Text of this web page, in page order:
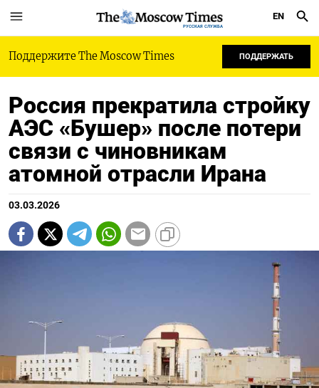
РУССКАЯ СЛУЖБА
EN
Поддержите The Moscow Times ПОДДЕРЖАТЬ
Россия прекратила стройку
АЭС «Бушер» после потери
связи с чиновникам
атомной отрасли Ирана
03.03.2026